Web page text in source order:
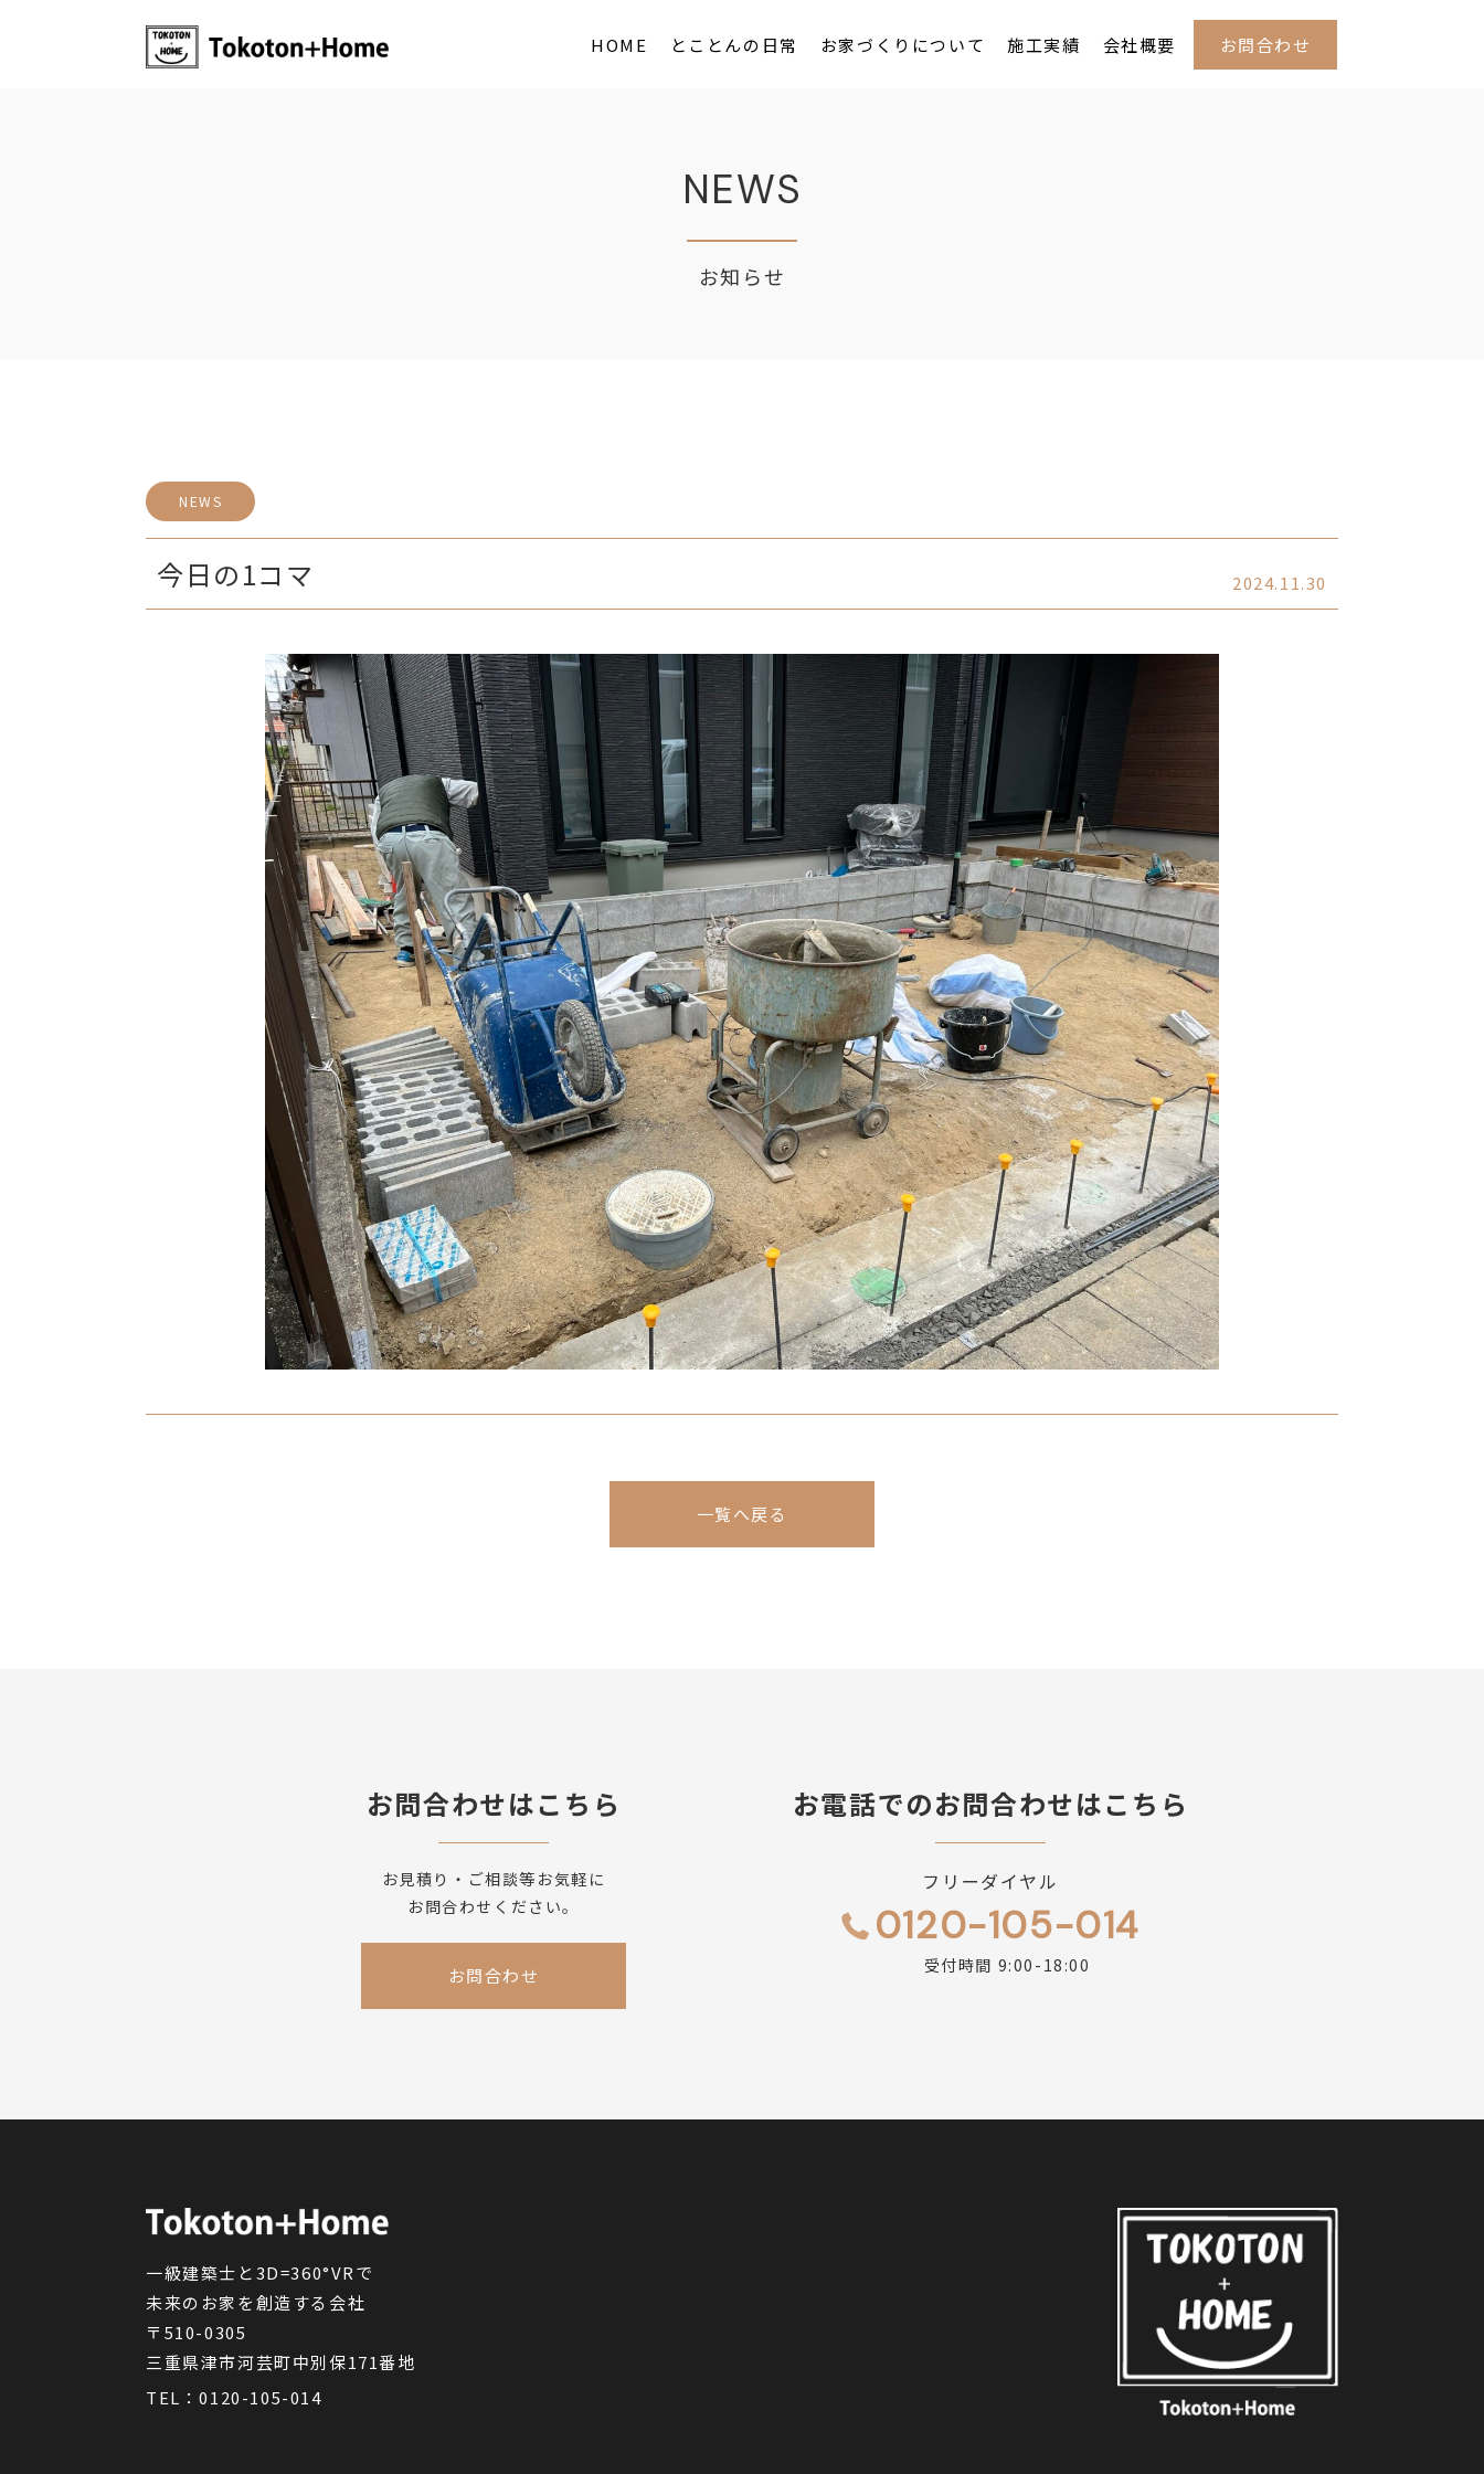
HOME とことんの日常 お家づくりについて 施工実績 会社概要 お問合わせ
NEWS
お知らせ
NEWS
今日の1コマ 2024.11.30
一覧へ戻る
お問合わせはこちら
お見積り・ご相談等お気軽に
お問合わせください。
お問合わせ
お電話でのお問合わせはこちら
フリーダイヤル
0120-105-014
受付時間 9:00-18:00
一級建築士と3D=360°VRで
未来のお家を創造する会社
〒510-0305
三重県津市河芸町中別保171番地
TEL：0120-105-014